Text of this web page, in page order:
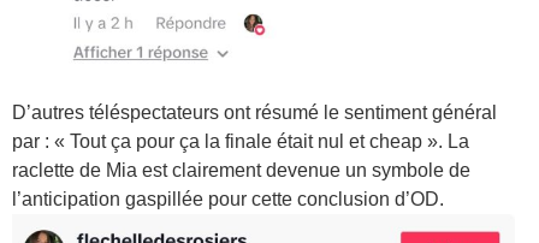
D’autres téléspectateurs ont résumé le sentiment général
par : « Tout ça pour ça la finale était nul et cheap ». La
raclette de Mia est clairement devenue un symbole de
l’anticipation gaspillée pour cette conclusion d’OD.